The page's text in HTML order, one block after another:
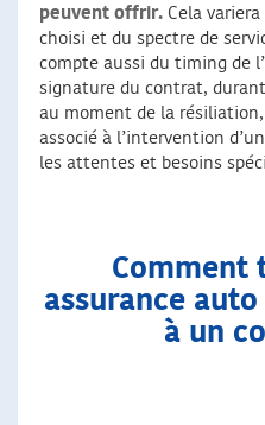
peuvent offrir. Cela
choisi et du spectre de
compte aussi du timing de
signature du contrat,
au moment de la
associé à l’intervention
les attentes et besoins
Comment
assurance
à un